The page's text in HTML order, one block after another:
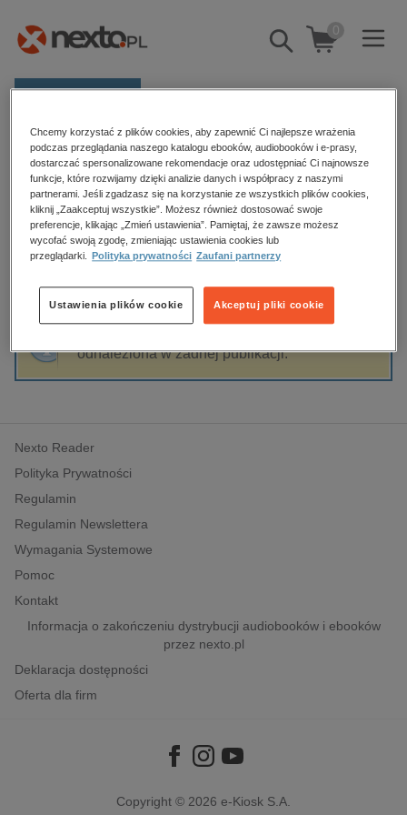
Pokaż/schowaj
wyszukiwarkę
0
Kategorie
Zobacz wszystkie E-prasa
budownictwo, aranżacja wnętrz
biznesowe, branżowe, gospodarka
dzienniki
edukacja
hobby, sport, rozrywka
komputery, internet, technologie, informatyka
polityka, społeczno-informacyjne
psychologiczne
inne
popularno-naukowe
historia
Strona główna Susan Casey
Susan Casey
Sortowanie Filtrowanie
odnaleziona w żadnej publikacji.
Nexto Reader
Polityka Prywatności
Regulamin
Regulamin Newslettera
Wymagania Systemowe
Pomoc
Kontakt
Informacja o zakończeniu dystrybucji audiobooków i ebooków
przez nexto.pl
Deklaracja dostępności
Oferta dla firm
Copyright © 2026 e-Kiosk S.A.
Chcemy korzystać z plików cookies, aby zapewnić Ci najlepsze wrażenia
podczas przeglądania naszego katalogu ebooków, audiobooków i e-prasy,
dostarczać spersonalizowane rekomendacje oraz udostępniać Ci najnowsze
funkcje, które rozwijamy dzięki analizie danych i współpracy z naszymi
partnerami. Jeśli zgadzasz się na korzystanie ze wszystkich plików cookies,
kliknij „Zaakceptuj wszystkie”. Możesz również dostosować swoje
preferencje, klikając „Zmień ustawienia”. Pamiętaj, że zawsze możesz
wycofać swoją zgodę, zmieniając ustawienia cookies lub
przeglądarki.
Polityka prywatności Zaufani partnerzy
Akceptuj pliki cookie
Ustawienia plików cookie